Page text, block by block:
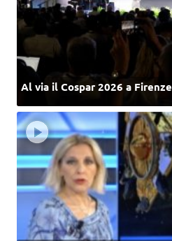
Al via il Cospar 2026 a Firenze